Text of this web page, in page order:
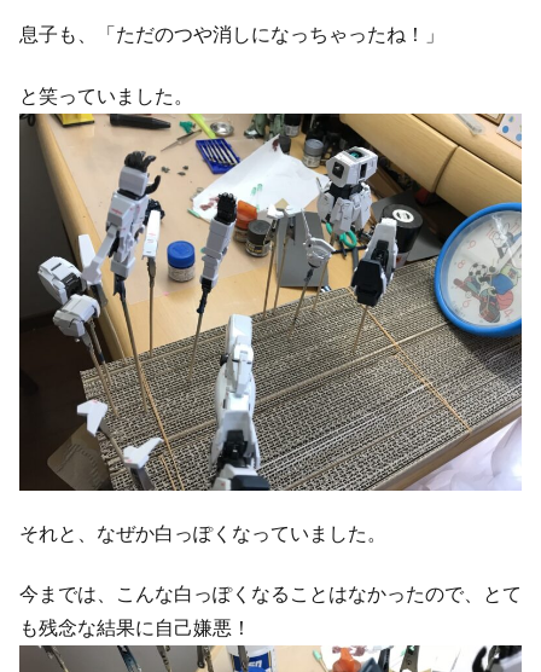
息子も、「ただのつや消しになっちゃったね！」
と笑っていました。
それと、なぜか白っぽくなっていました。
今までは、こんな白っぽくなることはなかったので、とて
も残念な結果に自己嫌悪！